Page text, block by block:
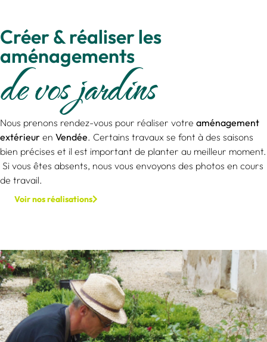
Créer & réaliser les
aménagements
de vos jardins
Nous prenons rendez-vous pour réaliser votre aménagement
extérieur en Vendée. Certains travaux se font à des saisons
bien précises et il est important de planter au meilleur moment.
Si vous êtes absents, nous vous envoyons des photos en cours
de travail.
Voir nos réalisations